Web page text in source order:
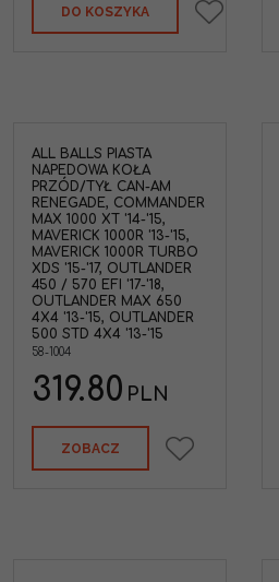
DO KOSZYKA
ALL BALLS PIASTA
NAPEDOWA KOŁA
PRZÓD/TYŁ CAN-AM
RENEGADE, COMMANDER
MAX 1000 XT '14-'15,
MAVERICK 1000R '13-'15,
MAVERICK 1000R TURBO
XDS '15-'17, OUTLANDER
450 / 570 EFI '17-'18,
OUTLANDER MAX 650
4X4 '13-'15, OUTLANDER
500 STD 4X4 '13-'15
58-1004
319.80 PLN
ZOBACZ